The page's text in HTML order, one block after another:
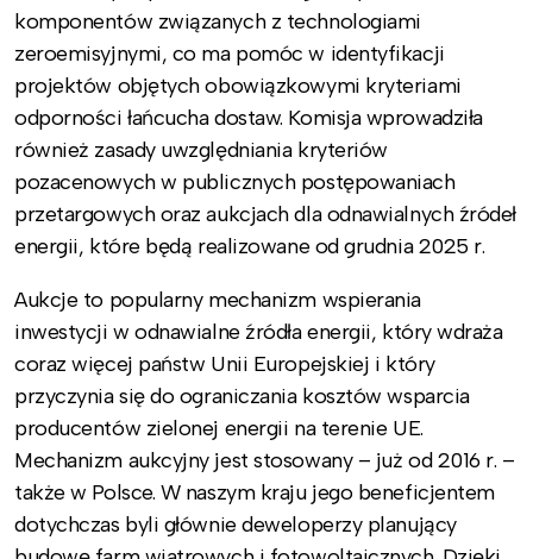
komponentów związanych z technologiami
zeroemisyjnymi, co ma pomóc w identyfikacji
projektów objętych obowiązkowymi kryteriami
odporności łańcucha dostaw. Komisja wprowadziła
również zasady uwzględniania kryteriów
pozacenowych w publicznych postępowaniach
przetargowych oraz aukcjach dla odnawialnych źródeł
energii, które będą realizowane od grudnia 2025 r.
Aukcje to popularny mechanizm wspierania
inwestycji w odnawialne źródła energii, który wdraża
coraz więcej państw Unii Europejskiej i który
przyczynia się do ograniczania kosztów wsparcia
producentów zielonej energii na terenie UE.
Mechanizm aukcyjny jest stosowany – już od 2016 r. –
także w Polsce. W naszym kraju jego beneficjentem
dotychczas byli głównie deweloperzy planujący